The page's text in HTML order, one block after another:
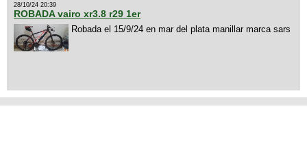
28/10/24 20:39
ROBADA vairo xr3.8 r29 1er
Robada el 15/9/24 en mar del plata manillar marca sars